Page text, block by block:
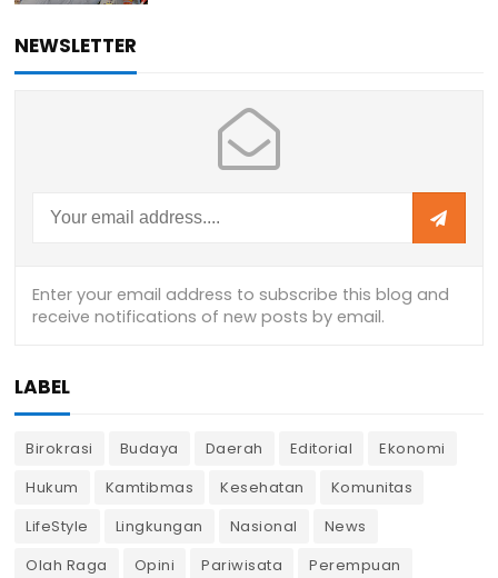
NEWSLETTER
LABEL
Birokrasi Budaya Daerah Editorial
Ekonomi
Hukum
Kamtibmas Kesehatan
Komunitas
LifeStyle
Lingkungan Nasional
News
Olah Raga
Opini Pariwisata
Perempuan